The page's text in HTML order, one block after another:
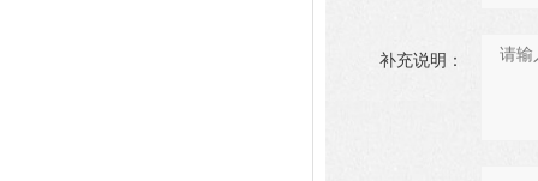
补充说明：